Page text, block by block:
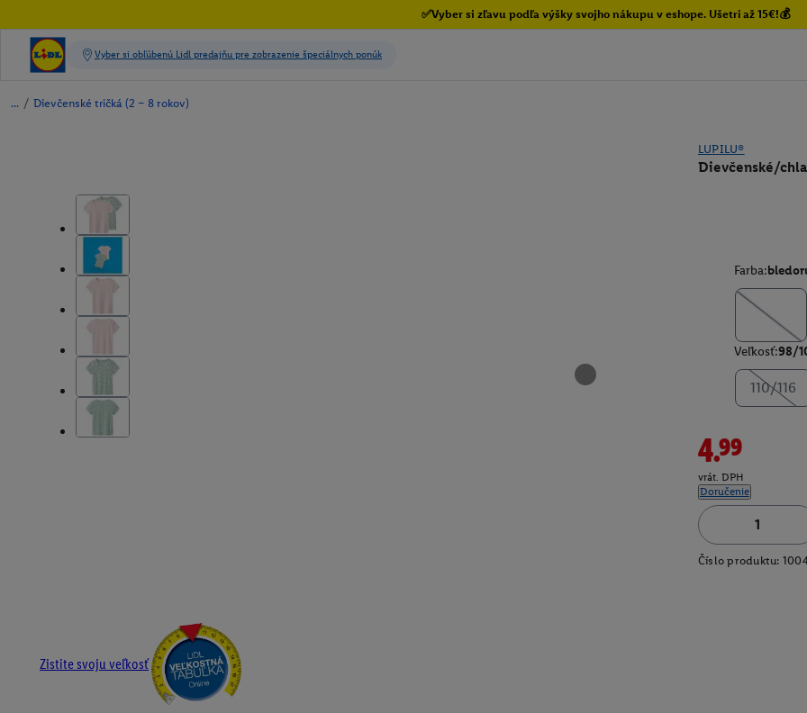
✅Vyber si zľavu podľa výšky svojho nákupu v eshope. Ušetri až 15€!💰
/ Dievčenské tričká (2 – 8 rokov)
LUPILU®
Dievčenské/
Farba:
Veľkosť:98/
110/116
4.99
vrát. DPH
Doručenie
Číslo produktu:
Zistite svoju veľkosť